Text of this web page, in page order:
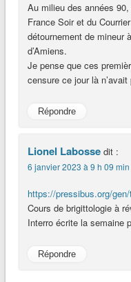
Au milieu des années
France Soir et du
détournement de mineur
d’Amiens.
Je pense que ces
censure ce jour là
Répondre
Lionel Labosse dit :
6 janvier 2023 à 9 h 09 min
https://pressibus.org/
Cours de brigittologie à
Interro écrite la semaine
Répondre